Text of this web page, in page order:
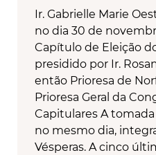
Ir. Gabrielle Marie
no dia 30 de
Capítulo de Eleição
presidido por Ir.
então Prioresa de
Prioresa Geral da
Capitulares A
no mesmo dia,
Vésperas. A cinco